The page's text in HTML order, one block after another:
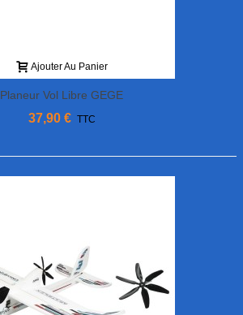
Ajouter Au Panier
Planeur Vol Libre GEGE
37,90 € TTC